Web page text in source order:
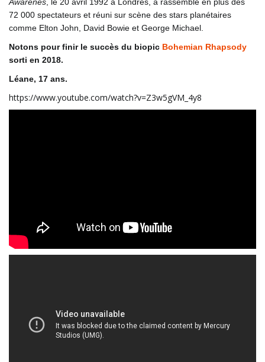
72 000 spectateurs et réuni sur scène des stars planétaires
comme Elton John, David Bowie et George Michael.
Notons pour finir le succès du biopic Bohemian Rhapsody
sorti en 2018.
Léane, 17 ans.
https://www.youtube.com/watch?v=Z3w5gVM_4y8